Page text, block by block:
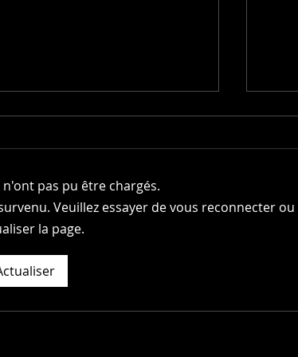
PEDAGOGIQUES
pas pu être chargés.
Veuillez essayer de vous reconnecter ou
la page.